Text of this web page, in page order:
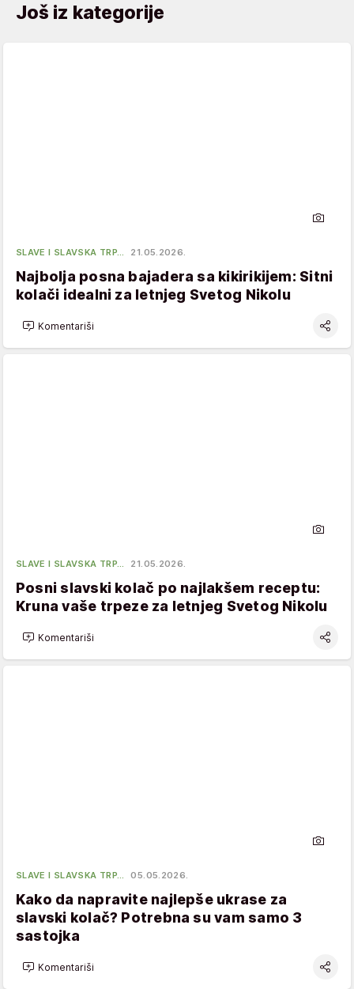
Još iz kategorije
SLAVE I SLAVSKA TRP… 21.05.2026.
Najbolja posna bajadera sa kikirikijem: Sitni
kolači idealni za letnjeg Svetog Nikolu
Komentariši
SLAVE I SLAVSKA TRP… 21.05.2026.
Posni slavski kolač po najlakšem receptu:
Kruna vaše trpeze za letnjeg Svetog Nikolu
Komentariši
SLAVE I SLAVSKA TRP… 05.05.2026.
Kako da napravite najlepše ukrase za
slavski kolač? Potrebna su vam samo 3
sastojka
Komentariši